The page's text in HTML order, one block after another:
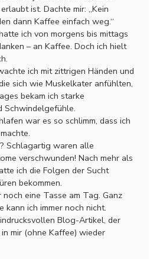
ist. Dachte mir: „Kein
dann Kaffee einfach weg.“
ich von morgens bis mittags
– an Kaffee. Doch ich hielt
ich mit zittrigen Händen und
sich wie Muskelkater anfühlten,
bekam ich starke
Schwindelgefühle.
war es so schlimm, dass ich
Schlagartig waren alle
verschwunden! Nach mehr als
ich die Folgen der Sucht
bekommen.
eine Tasse am Tag. Ganz
kann ich immer noch nicht.
Blog-Artikel, der
mir (ohne Kaffee) wieder